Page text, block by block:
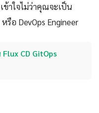
ข้าใจไม่ว่าคุณจะเป็น
รือ DevOps Engineer
CD GitOps